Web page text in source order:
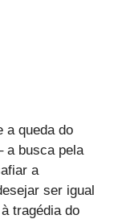
a queda do
a busca pela
a
ser igual
tragédia do